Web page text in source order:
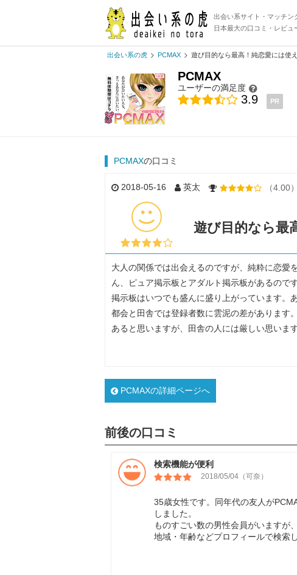
出会い系サイト・マッチン
日本最大の口コミ・レビュ
出会い系の虎 PCMAX 遊び目的なら最高！純恋愛には使
PCMAX
ユーザーの満足度
3.9 PR
PCMAXの口コミ
2018-05-16 英太 （4.00）
遊び目的なら最
大人の関係では出会えるのですが、純粋に恋愛
ん、ピュア掲示板とアダルト掲示板があるので
掲示板はいつでも盛んに盛り上がっています。
都会と田舎では登録者数に雲泥の差があります
あると思いますが、田舎の人には厳しい思います
PCMAXの詳細ページへ
前後の口コミ
検索機能が便利
2018/05/04（可奈）
35歳女性です。同年代の友人が
しました。
ものすごい数の男性会員がいますが
地域・年齢などプロフィールで検索